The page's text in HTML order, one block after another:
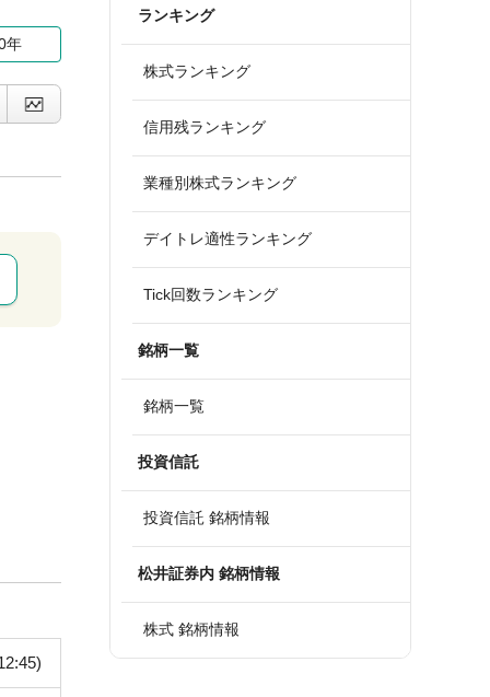
年
ランキング
株式ランキング
信用残ランキング
業種別株式ランキング
デイトレ適性ランキング
Tick回数ランキング
銘柄一覧
銘柄一覧
投資信託
投資信託 銘柄情報
松井証券内 銘柄情報
株式 銘柄情報